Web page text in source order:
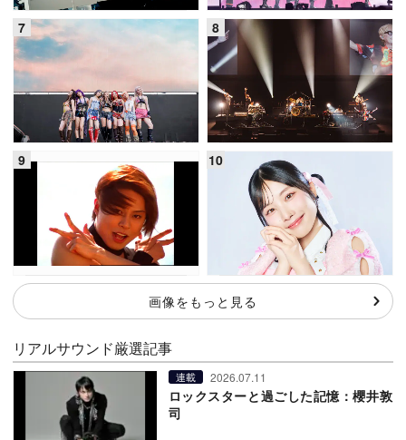
画像をもっと見る
リアルサウンド厳選記事
連載 2026.07.11
ロックスターと過ごした記憶：櫻井敦
司